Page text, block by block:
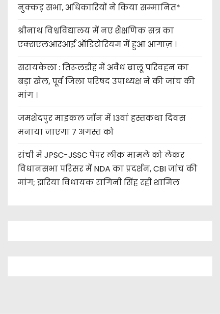
नुक्कड़ सभा, अधिकारियों ने किया सम्मानित*
श्रीनाथ विश्वविद्यालय में नए शैक्षणिक सत्र का
एक्सएलआरआई ऑडिटोरियम में हुआ आगाज़ ।
सरायकेला : तिरूलडीह में अवैध बालू परिवहन का
बड़ा खेल, पूर्व जिला परिषद उपाध्यक्ष ने की जांच की
मांग ।
जमशेदपुर माइकल जॉन में 13वां हस्तकथा दिवस
मनाया जाएगा 7 अगस्त को
रांची में JPSC-JSSC पेपर लीक मामले को लेकर
विधानसभा परिसर में NDA का प्रदर्शन, CBI जांच की
मांग; झरिया विधायक रागिनी सिंह रहीं शामिल